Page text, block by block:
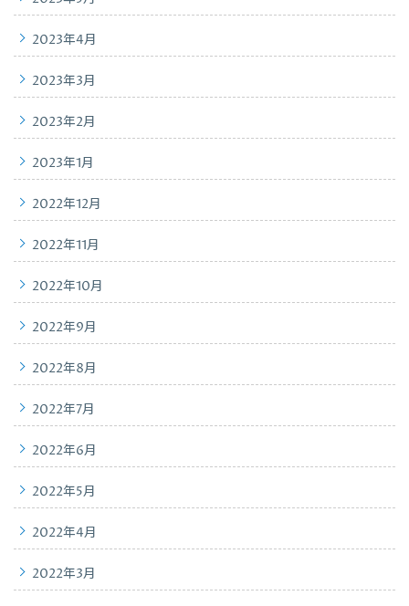
2023年4月
2023年3月
2023年2月
2023年1月
2022年12月
2022年11月
2022年10月
2022年9月
2022年8月
2022年7月
2022年6月
2022年5月
2022年4月
2022年3月